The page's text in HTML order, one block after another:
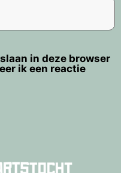
in deze browser
ik een reactie